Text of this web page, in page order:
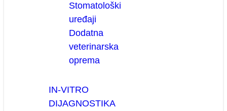
Stomatološki
uređaji
Dodatna
veterinarska
oprema
IN-VITRO
DIJAGNOSTIKA